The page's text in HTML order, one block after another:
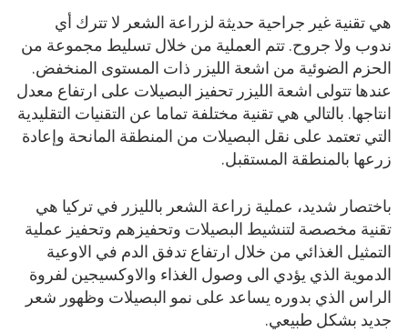
هي تقنية غير جراحية حديثة لزراعة الشعر لا تترك أي
ندوب ولا جروح. تتم العملية من خلال تسليط مجموعة من
الحزم الضوئية من اشعة الليزر ذات المستوى المنخفض.
عندها تتولى اشعة الليزر تحفيز البصيلات على ارتفاع معدل
انتاجها. بالتالي هي تقنية مختلفة تماما عن التقنيات التقليدية
التي تعتمد على نقل البصيلات من المنطقة المانحة وإعادة
زرعها بالمنطقة المستقبل.
باختصار شديد، عملية زراعة الشعر بالليزر في تركيا هي
تقنية مخصصة لتنشيط البصيلات وتحفيزهم وتحفيز عملية
التمثيل الغذائي من خلال ارتفاع تدفق الدم في الاوعية
الدموية الذي يؤدي الى وصول الغذاء والاوكسيجين لفروة
الراس الذي بدوره يساعد على نمو البصيلات وظهور شعر
جديد بشكل طبيعي.